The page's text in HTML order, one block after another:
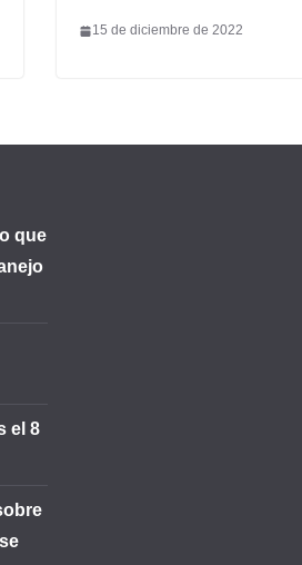
15 de diciembre de 2022
que
el 8